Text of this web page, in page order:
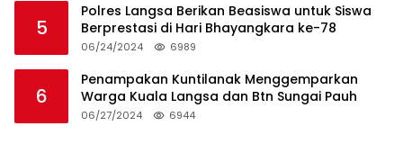
5
Polres Langsa Berikan Beasiswa untuk Siswa
Berprestasi di Hari Bhayangkara ke-78
06/24/2024 6989
6
Penampakan Kuntilanak Menggemparkan
Warga Kuala Langsa dan Btn Sungai Pauh
06/27/2024 6944